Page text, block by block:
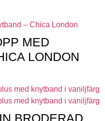
MED
LONDON
BRODERAD